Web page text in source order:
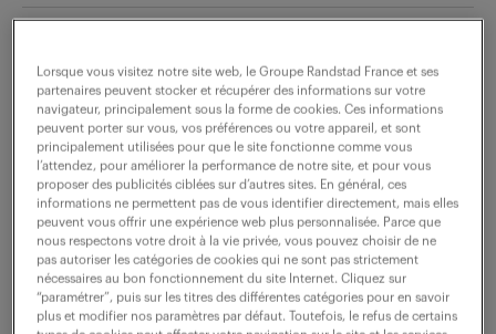
electromobilite (f/h)
31 juillet 2026
Venissieux (69)
CDI
39 600 - 43 000 € / an
En tant qu'intervenant expert et référent technique
terrain, vous apportez un soutien opérationnel de
Lorsque vous visitez notre site web, le Groupe Randstad France et ses
partenaires peuvent stocker et récupérer des informations sur votre
navigateur, principalement sous la forme de cookies. Ces informations
peuvent porter sur vous, vos préférences ou votre appareil, et sont
principalement utilisées pour que le site fonctionne comme vous
l’attendez, pour améliorer la performance de notre site, et pour vous
proposer des publicités ciblées sur d’autres sites. En général, ces
informations ne permettent pas de vous identifier directement, mais elles
peuvent vous offrir une expérience web plus personnalisée. Parce que
nous respectons votre droit à la vie privée, vous pouvez choisir de ne
pas autoriser les catégories de cookies qui ne sont pas strictement
nécessaires au bon fonctionnement du site Internet. Cliquez sur
“paramétrer”, puis sur les titres des différentes catégories pour en savoir
plus et modifier nos paramètres par défaut. Toutefois, le refus de certains